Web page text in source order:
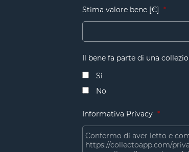
Stima valore bene [€] *
Il bene fa parte di una
Si
No
Informativa Privacy *
Terms